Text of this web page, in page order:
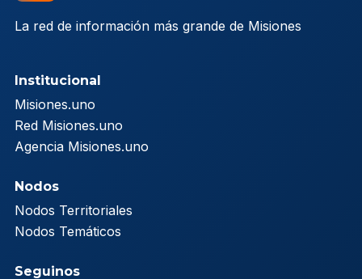
La red de información más grande de Misiones
Institucional
Misiones.uno
Red Misiones.uno
Agencia Misiones.uno
Nodos
Nodos Territoriales
Nodos Temáticos
Seguinos